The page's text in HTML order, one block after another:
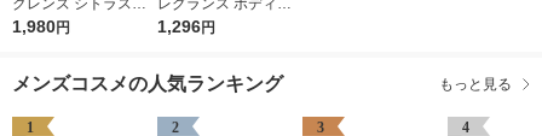
クレンズ シトラスハ
ーブの香り 特大 詰め
1,980円
レグランス ボディソ
ープ エッセンス 男性
1,296円
メンズコスメの人気ランキング もっと見る
1 2 3 4